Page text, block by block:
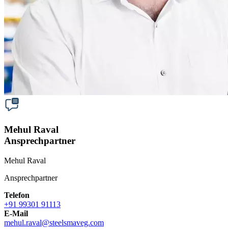
Mehul Raval
Ansprechpartner
Mehul Raval
Ansprechpartner
Telefon
+91 99301 91113
E-Mail
mehul.raval@steelsmaveg.com